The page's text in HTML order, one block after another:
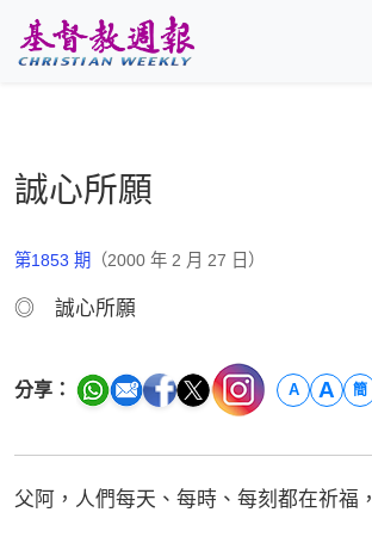
誠心所願
第1853 期 （2000 年 2 月 27 日）
◎ 誠心所願
分享： A A 簡
父阿，人們每天、每時、每刻都在祈福，